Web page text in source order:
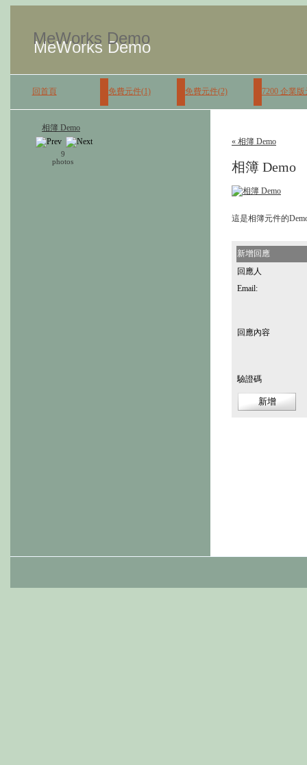
MeWorks Demo
MeWorks Demo
回首頁 免費元件(1) 免費元件(2) 7200 企業
相簿 Demo
9
photos
« 相簿 Demo
相簿 Demo
這是相簿元件的
新增回應
回應人
Email:
回應內容
驗證碼